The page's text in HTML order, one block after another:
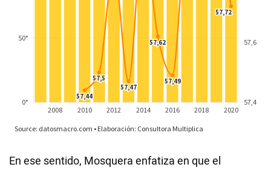
En ese sentido, Mosquera enfatiza en que el